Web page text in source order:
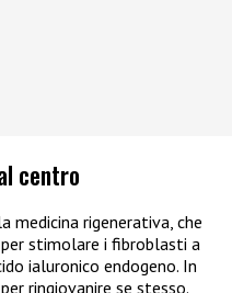
centro
medicina rigenerativa, che
stimolare i fibroblasti a
ialuronico endogeno. In
ringiovanire se stesso.